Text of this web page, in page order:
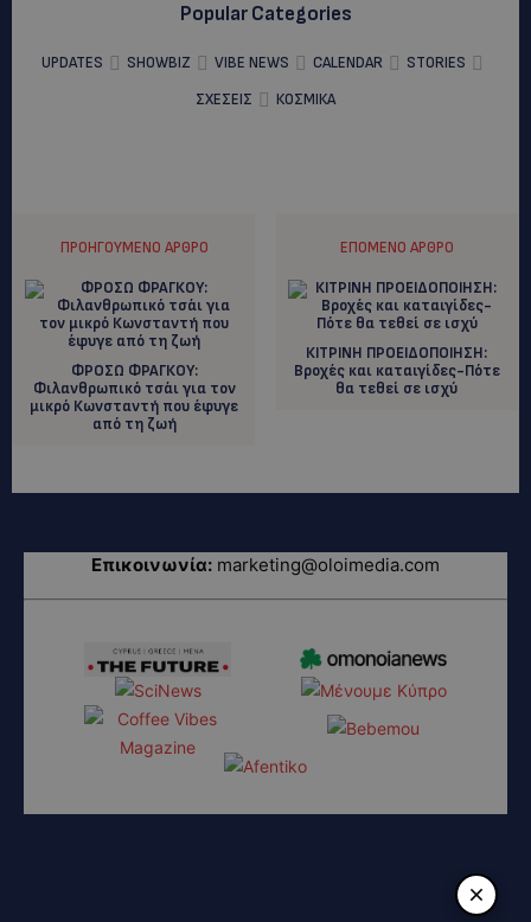
Popular Categories
UPDATES SHOWBIZ VIBE NEWS CALENDAR
STORIES
ΣΧΕΣΕΙΣ
ΚΟΣΜΙΚΑ
ΠΡΟΗΓΟΎΜΕΝΟ ΆΡΘΡΟ
ΦΡΟΣΩ ΦΡΑΓΚΟΥ:
Φιλανθρωπικό τσάι για τον
μικρό Κωνσταντή που έφυγε
από τη ζωή
ΕΠΌΜΕΝΟ ΆΡΘΡΟ
ΚΙΤΡΙΝΗ ΠΡΟΕΙΔΟΠΟΙΗΣΗ:
Βροχές και καταιγίδες-Πότε
θα τεθεί σε ισχύ
Επικοινωνία: marketing@oloimedia.com